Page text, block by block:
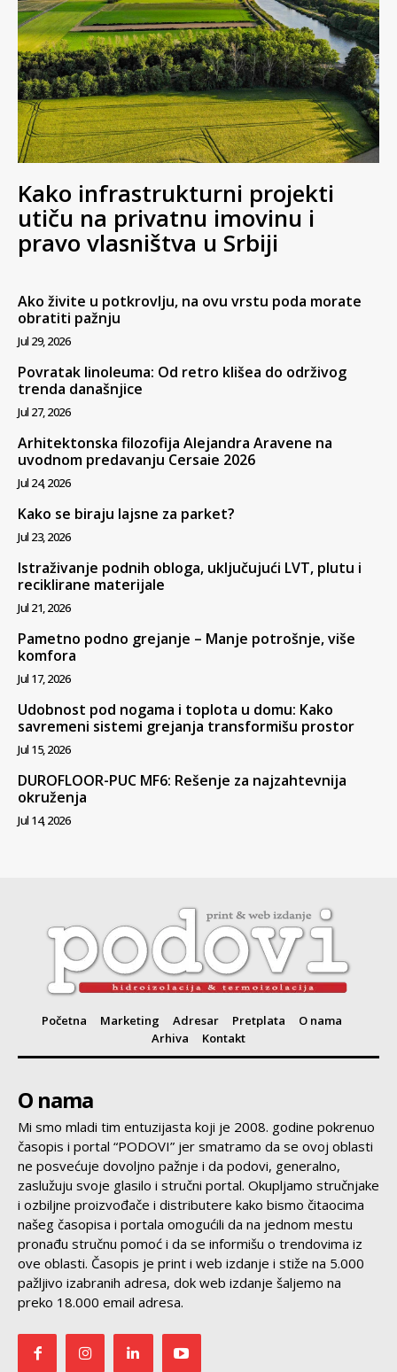
Kako infrastrukturni projekti
utiču na privatnu imovinu i
pravo vlasništva u Srbiji
Ako živite u potkrovlju, na ovu vrstu poda morate
obratiti pažnju
Jul 29, 2026
Povratak linoleuma: Od retro klišea do održivog
trenda današnjice
Jul 27, 2026
Arhitektonska filozofija Alejandra Aravene na
uvodnom predavanju Cersaie 2026
Jul 24, 2026
Kako se biraju lajsne za parket?
Jul 23, 2026
Istraživanje podnih obloga, uključujući LVT, plutu i
reciklirane materijale
Jul 21, 2026
Pametno podno grejanje – Manje potrošnje, više
komfora
Jul 17, 2026
Udobnost pod nogama i toplota u domu: Kako
savremeni sistemi grejanja transformišu prostor
Jul 15, 2026
DUROFLOOR-PUC MF6: Rešenje za najzahtevnija
okruženja
Jul 14, 2026
Početna Marketing Adresar Pretplata
O nama
Arhiva
Kontakt
O nama
Mi smo mladi tim entuzijasta koji je 2008. godine pokrenuo
časopis i portal “PODOVI” jer smatramo da se ovoj oblasti
ne posvećuje dovoljno pažnje i da podovi, generalno,
zaslužuju svoje glasilo i stručni portal. Okupljamo stručnjake
i ozbiljne proizvođače i distributere kako bismo čitaocima
našeg časopisa i portala omogućili da na jednom mestu
pronađu stručnu pomoć i da se informišu o trendovima iz
ove oblasti. Časopis je print i web izdanje i stiže na 5.000
pažljivo izabranih adresa, dok web izdanje šaljemo na
preko 18.000 email adresa.